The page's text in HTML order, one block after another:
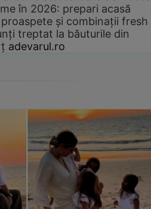
în 2026: prepari acasă
și combinații fresh
treptat la băuturile din
adevarul.ro